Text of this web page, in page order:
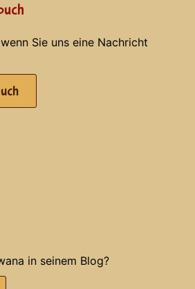
Sie uns eine Nachricht
in seinem Blog?